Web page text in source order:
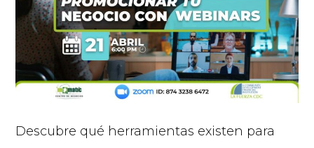
Descubre qué herramientas existen para